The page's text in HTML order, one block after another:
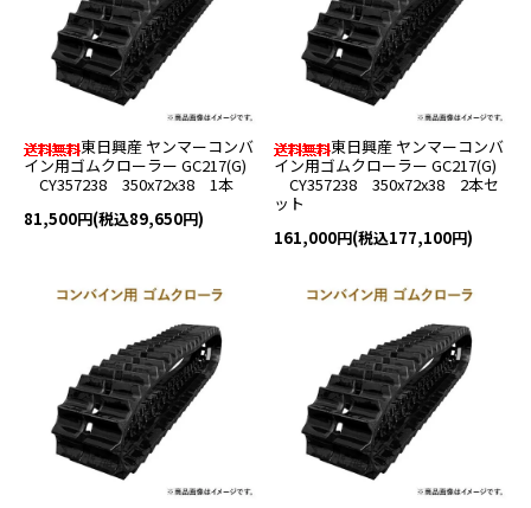
東日興産 ヤンマーコンバ
イン用ゴムクローラー GC217(G)
CY357238 350x72x38 1本
81,500円(税込89,650円)
東日興産 ヤンマーコンバ
イン用ゴムクローラー GC217(G)
CY357238 350x72x38 2本セ
ット
161,000円(税込177,100円)